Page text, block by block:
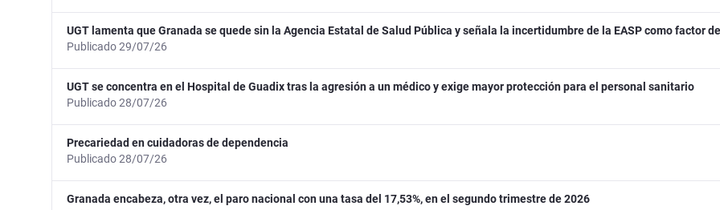
UGT lamenta que Granada se quede sin la Agencia Estatal de Salud Pública y señala la incertidumbre de la EASP como factor
Publicado 29/07/26
UGT se concentra en el Hospital de Guadix tras la agresión a un médico y exige mayor protección para el personal sanitario
Publicado 28/07/26
Precariedad en cuidadoras de dependencia
Publicado 28/07/26
Granada encabeza, otra vez, el paro nacional con una tasa del 17,53%, en el segundo trimestre de 2026